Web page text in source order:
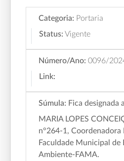
Categoria: Portaria
Status: Vigente
Número/Ano: 0096/
Link:
Súmula: Fica designada
MARIA LOPES
n°264-1, Coordenadora
Faculdade Municipal de
Ambiente-FAMA.